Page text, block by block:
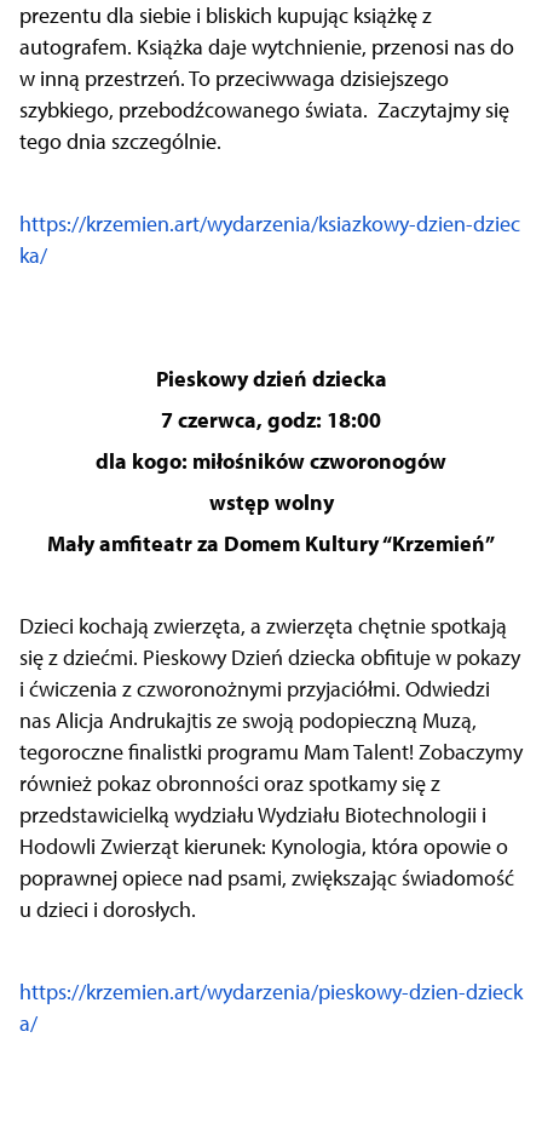
prezentu dla siebie i bliskich kupując książkę z
autografem. Książka daje wytchnienie, przenosi nas do
w inną przestrzeń. To przeciwwaga dzisiejszego
szybkiego, przebodźcowanego świata. Zaczytajmy się
tego dnia szczególnie.
https://krzemien.art/wydarzenia/ksiazkowy-dzien-dziec
ka/
Pieskowy dzień dziecka
7 czerwca, godz: 18:00
dla kogo: miłośników czworonogów
wstęp wolny
Mały amfiteatr za Domem Kultury “Krzemień”
Dzieci kochają zwierzęta, a zwierzęta chętnie spotkają
się z dziećmi. Pieskowy Dzień dziecka obfituje w pokazy
i ćwiczenia z czworonożnymi przyjaciółmi. Odwiedzi
nas Alicja Andrukajtis ze swoją podopieczną Muzą,
tegoroczne finalistki programu Mam Talent! Zobaczymy
również pokaz obronności oraz spotkamy się z
przedstawicielką wydziału Wydziału Biotechnologii i
Hodowli Zwierząt kierunek: Kynologia, która opowie o
poprawnej opiece nad psami, zwiększając świadomość
u dzieci i dorosłych.
https://krzemien.art/wydarzenia/pieskowy-dzien-dzieck
a/